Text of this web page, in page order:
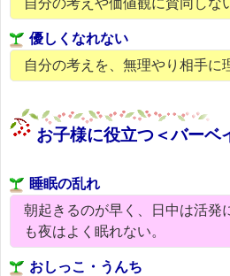
自分の考えや価値観に賛同しな
優しくなれない
自分の考えを、無理やり相手に
お子様に役立つ＜バーベ
睡眠の乱れ
朝起きるのが早く、日中は活発
も夜はよく眠れない。
おしっこ・うんち